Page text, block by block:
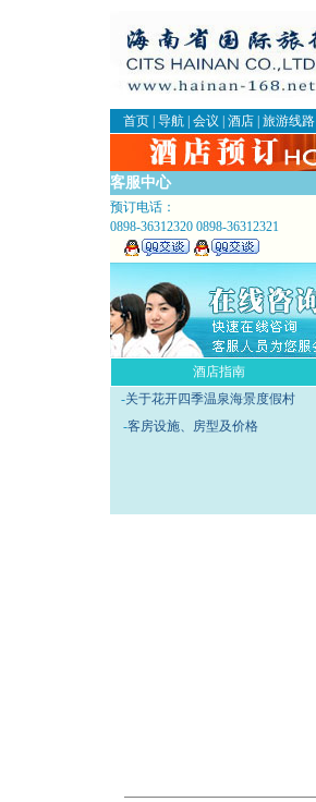
首页 导航 会议 酒店 旅游线路
客服中心
预订电话：
0898-36312320 0898-36312321
酒店指南
-关于花开四季温泉海景度假村
-客房设施、房型及价格